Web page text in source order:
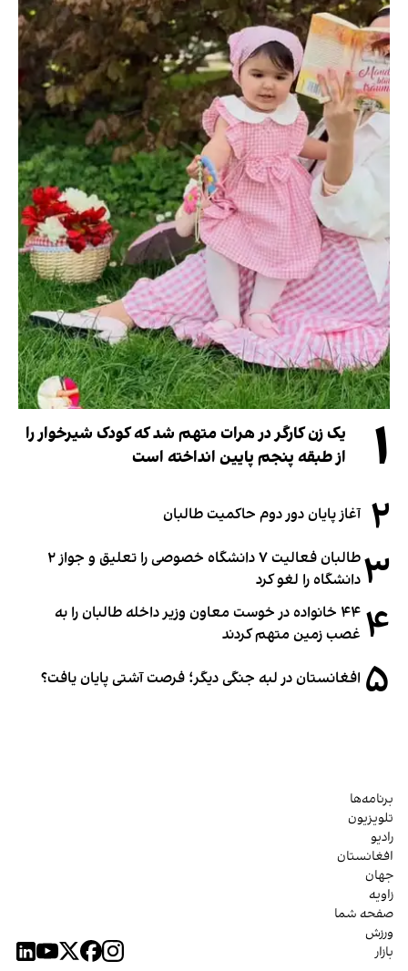
۱
یک زن کارگر در هرات متهم شد که کودک شیرخوار را
از طبقه پنجم پایین انداخته است
۲ آغاز پایان دور دوم حاکمیت طالبان
۳
طالبان فعالیت ۷ دانشگاه خصوصی را تعلیق و جواز ۲
دانشگاه را لغو کرد
۴
۴۴ خانواده در خوست معاون وزیر داخله طالبان را به
غصب زمین متهم کردند
۵ افغانستان در لبه جنگی دیگر؛ فرصت آشتی پایان یافت؟
برنامه‌ها
تلویزیون
رادیو
افغانستان
جهان
زاویه
صفحه شما
ورزش
بازار